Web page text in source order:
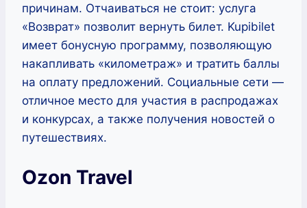
причинам. Отчаиваться не стоит: услуга
«Возврат» позволит вернуть билет. Kupibilet
имеет бонусную программу, позволяющую
накапливать «километраж» и тратить баллы
на оплату предложений. Социальные сети —
отличное место для участия в распродажах
и конкурсах, а также получения новостей о
путешествиях.
Ozon Travel